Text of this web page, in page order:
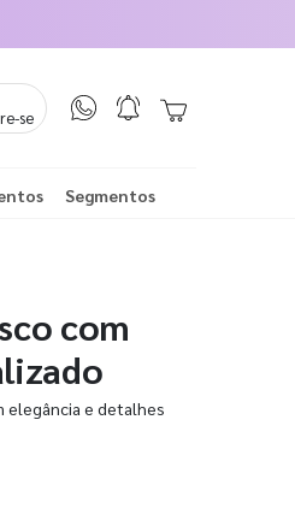
se
Segmentos
com
elegância e detalhes